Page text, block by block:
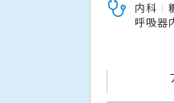
内科
呼吸器